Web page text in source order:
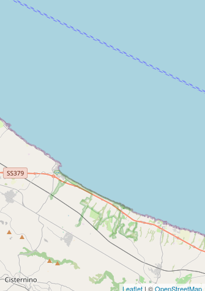
Leaflet | ©OpenStreetMap